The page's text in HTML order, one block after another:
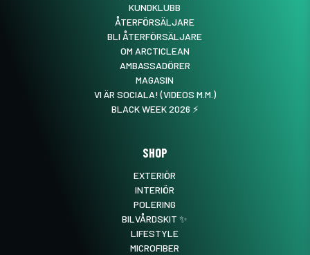
KUNDKLUBB
ÅTERFÖRSÄLJARE
BLI ÅTERFÖRSÄLJARE
OM ARCTICLEAN
AMBASSADÖRER
MAGASIN
VI ÄR SOCIALA! (VIDEOS M.M.)
BLACK WEEK 2026 ⚡️
SHOP
EXTERIÖR
INTERIÖR
POLERING
BILVÅRDSKIT ✨
LIFESTYLE
MICROFIBER